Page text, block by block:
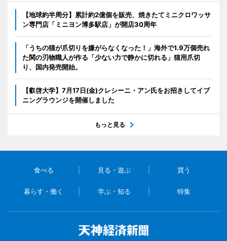
【地球約半周分】累計約2億個を販売、焼きたてミニクロワッサ
ン専門店「ミニヨン博多駅店」が開店30周年
「うちの猫が爪切りを嫌がらなくなった！」海外で1.9万個売れ
た関の刃物職人が作る「少ない力で静かに切れる」猫用爪切
り、国内発売開始。
【叡啓大学】7月17日(金)クレシーニ・アン氏をお招きしてイブ
ニングラウンジを開催しました
もっと見る
食べる 見る・遊ぶ 買う
暮らす・働く 学ぶ・知る 特集